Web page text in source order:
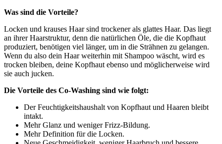
Was sind die Vorteile?
Locken und krauses Haar sind trockener als glattes Haar. Das liegt
an ihrer Haarstruktur, denn die natürlichen Öle, die die Kopfhaut
produziert, benötigen viel länger, um in die Strähnen zu gelangen.
Wenn du also dein Haar weiterhin mit Shampoo wäscht, wird es
trocken bleiben, deine Kopfhaut ebenso und möglicherweise wird
sie auch jucken.
Die Vorteile des Co-Washing sind wie folgt:
Der Feuchtigkeitshaushalt von Kopfhaut und Haaren bleibt
intakt.
Mehr Glanz und weniger Frizz-Bildung.
Mehr Definition für die Locken.